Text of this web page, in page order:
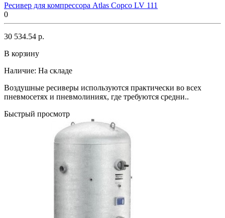
Ресивер для компрессора Atlas Copco LV 111
0
30 534.54 р.
В корзину
Наличие: На складе
Воздушные ресиверы используются практически во всех
пневмосетях и пневмолиниях, где требуются средни..
Быстрый просмотр